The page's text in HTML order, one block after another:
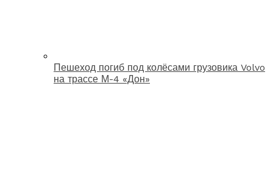
Пешеход погиб под колёсами грузовика Volvo
на трассе М-4 «Дон»